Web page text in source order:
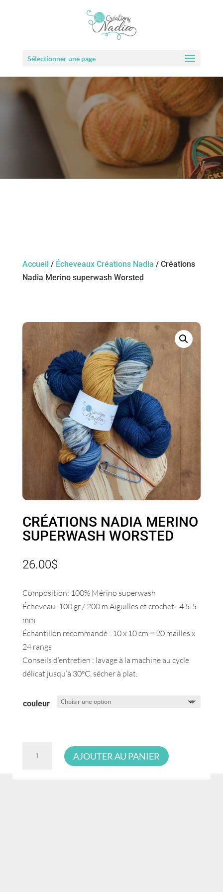
Sélectionner une page
Accueil / Écheveaux Créations Nadia / Créations
Nadia Merino superwash Worsted
CRÉATIONS NADIA MERINO
SUPERWASH WORSTED
26.00$
Composition: 100% Mérino superwash
Écheveau: 100 gr / 200 m Aiguilles et crochet : 4.5-5
mm
Échantillon recommandé : 10 x 10 cm = 20 mailles x
24 rangs
Conseils d’entretien : lavage à la machine au cycle
délicat jusqu’à 30°C, sécher à plat.
couleur
AJOUTER AU PANIER